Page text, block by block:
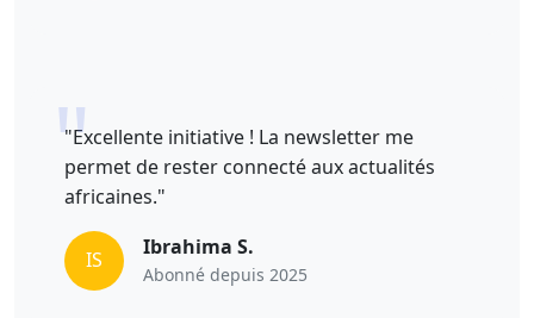
"Excellente initiative ! La newsletter me
permet de rester connecté aux actualités
africaines."
IS Ibrahima S.
Abonné depuis 2025